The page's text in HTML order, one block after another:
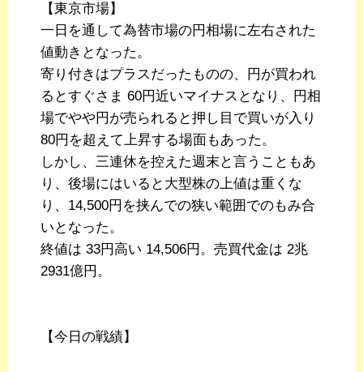
【東京市場】
一日を通して為替市場の円相場に左右された
値動きとなった。
寄り付きはプラスだったものの、円が買われ
るとすぐさま 60円近いマイナスとなり、円相
場でやや円が売られると押し目で買いが入り
80円を超えて上昇する場面もあった。
しかし、三連休を控えた週末と言うこともあ
り、後場にはいると大型株の上値は重くな
り、14,500円を挟んでの狭い範囲でのもみ合
いとなった。
終値は 33円高い 14,506円。売買代金は 2兆
2931億円。
【今日の戦績】